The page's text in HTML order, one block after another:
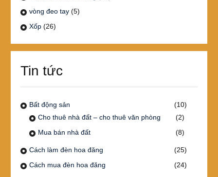
vòng đeo tay (5)
Xốp (26)
Tin tức
Bất động sản
(10)
Cho thuê nhà đất – cho thuê văn phòng
(2)
Mua bán nhà đất
(8)
Cách làm đèn hoa đăng
(25)
Cách mua đèn hoa đăng
(24)